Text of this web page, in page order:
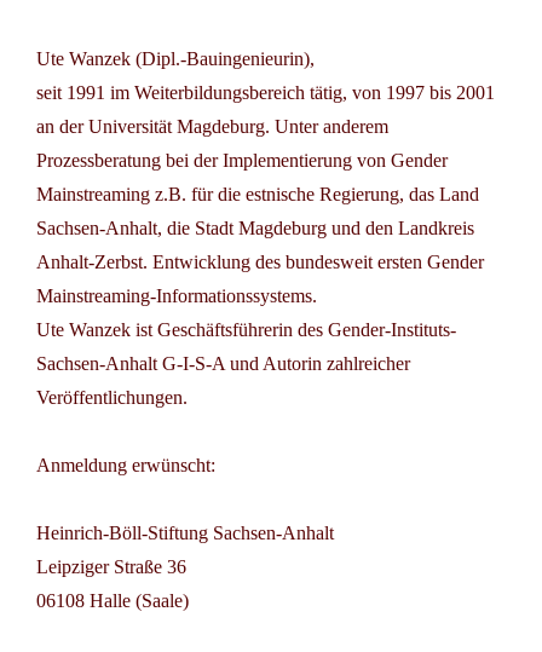
Ute Wanzek (Dipl.-Bauingenieurin),
seit 1991 im Weiterbildungsbereich tätig, von 1997 bis 2001
an der Universität Magdeburg. Unter anderem
Prozessberatung bei der Implementierung von Gender
Mainstreaming z.B. für die estnische Regierung, das Land
Sachsen-Anhalt, die Stadt Magdeburg und den Landkreis
Anhalt-Zerbst. Entwicklung des bundesweit ersten Gender
Mainstreaming-Informationssystems.
Ute Wanzek ist Geschäftsführerin des Gender-Instituts-
Sachsen-Anhalt G-I-S-A und Autorin zahlreicher
Veröffentlichungen.
Anmeldung erwünscht:
Heinrich-Böll-Stiftung Sachsen-Anhalt
Leipziger Straße 36
06108 Halle (Saale)